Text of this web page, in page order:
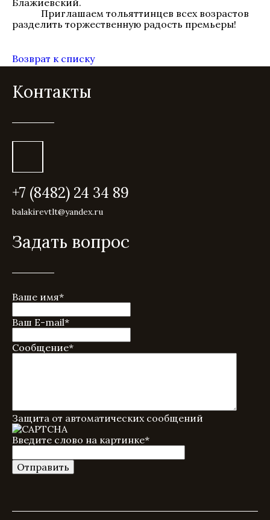
Блажиевский.
Приглашаем тольяттинцев всех возрастов
разделить торжественную радость премьеры!
Возврат к списку
Контакты
+7 (8482) 24 34 89
balakirevtlt@yandex.ru
Задать вопрос
Ваше имя*
Ваш E-mail*
Сообщение*
Защита от автоматических сообщений
Введите слово на картинке*